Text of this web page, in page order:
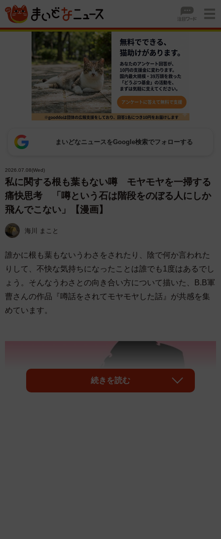
まいどなニュースをGoogle検索でフォローする
2026.07.08(Wed)
私に関する根も葉もない噂 モヤモヤを一掃する
痛快思考 「噂という石は階段をのぼる人にしか
飛んでこない」【漫画】
海川 まこと
誰かに根も葉もないうわさをされたり、陰で何か言われた
りして、不快な気持ちになったことは誰でも1度はあるでし
ょう。そんなうわさとの向き合い方について描いた、B.B軍
曹さんの作品『噂話をされてモヤモヤした話』が共感を集
めています。
続きを読む